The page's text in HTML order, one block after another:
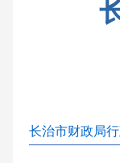
长治市财政局